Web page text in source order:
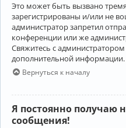
Это может быть вызвано
зарегистрированы и/или не
администратор запретил
конференции или же
Свяжитесь с
дополнительной информации.
Вернуться к началу
Я постоянно получаю
сообщения!